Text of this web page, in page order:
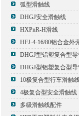
弧型滑触线
DHGJ安全滑触线
HXPnR-H滑线
HFJ-4-16/80铝合金外
10极复合型行车滑触
4极复合型安全滑触线
多级滑触线配件